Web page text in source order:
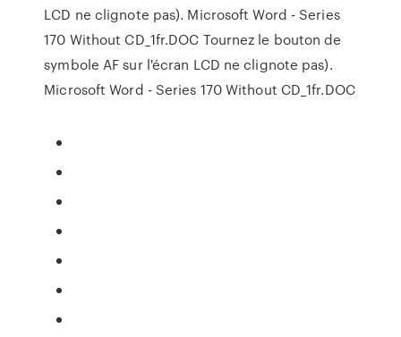
LCD ne clignote pas). Microsoft Word - Series
170 Without CD_1fr.DOC Tournez le bouton de
symbole AF sur l'écran LCD ne clignote pas).
Microsoft Word - Series 170 Without CD_1fr.DOC